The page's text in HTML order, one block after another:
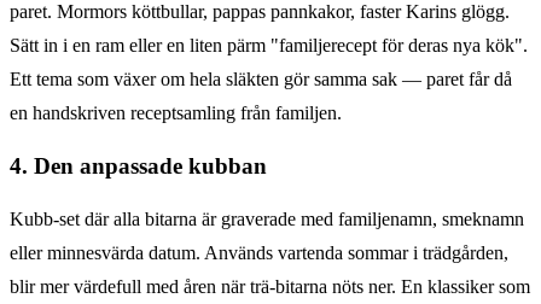
paret. Mormors köttbullar, pappas pannkakor, faster Karins glögg.
Sätt in i en ram eller en liten pärm "familjerecept för deras nya kök".
Ett tema som växer om hela släkten gör samma sak — paret får då
en handskriven receptsamling från familjen.
4. Den anpassade kubban
Kubb-set där alla bitarna är graverade med familjenamn, smeknamn
eller minnesvärda datum. Används vartenda sommar i trädgården,
blir mer värdefull med åren när trä-bitarna nöts ner. En klassiker som